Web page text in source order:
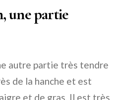
, une partie
autre partie très tendre
de la hanche et est
et de gras. Il est très